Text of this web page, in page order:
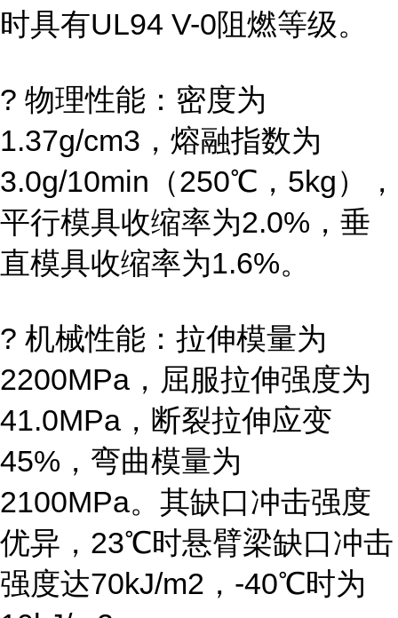
时具有UL94 V-0阻燃等级。
? 物理性能：密度为
1.37g/cm3，熔融指数为
3.0g/10min（250℃，5kg），
平行模具收缩率为2.0%，垂
直模具收缩率为1.6%。
? 机械性能：拉伸模量为
2200MPa，屈服拉伸强度为
41.0MPa，断裂拉伸应变
45%，弯曲模量为
2100MPa。其缺口冲击强度
优异，23℃时悬臂梁缺口冲击
强度达70kJ/m2，-40℃时为